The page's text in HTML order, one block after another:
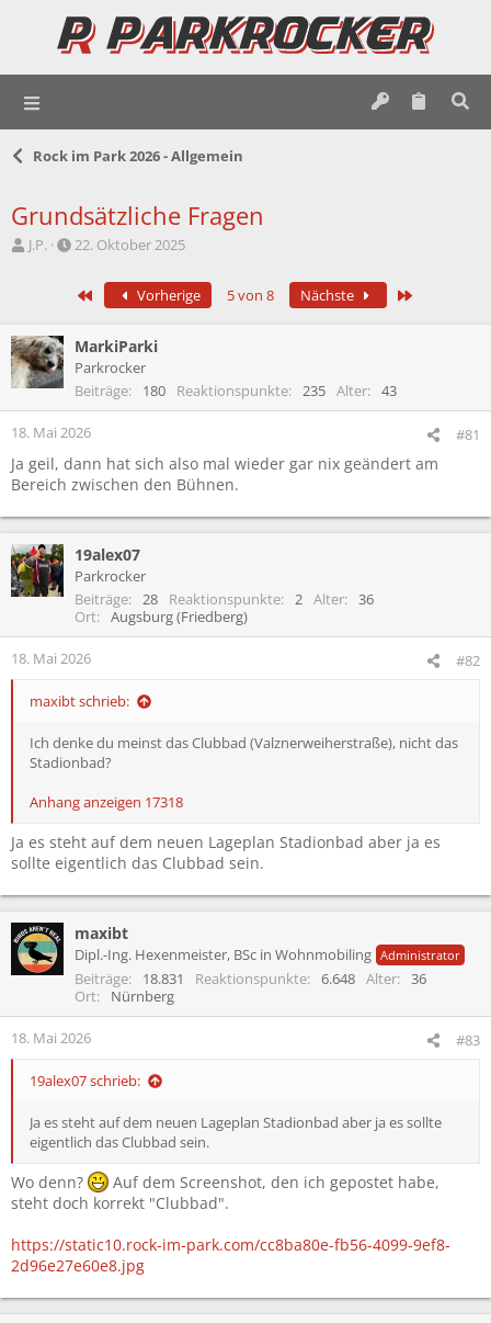
Rock im Park 2026 - Allgemein
Grundsätzliche Fragen
E
l
l
e
J.P.
E
t
l
l
t
a
22. Oktober 2025
Erste Vorherige 5 von 8 Nächste
MarkiParki
Parkrocker
Beiträge
180 Reaktionspunkte 235 Alter 43
18. Mai 2026 #81
Ja geil, dann hat sich also mal wieder gar nix geändert am
Bereich zwischen den Bühnen.
19alex07
Parkrocker
Beiträge
28 Reaktionspunkte 2 Alter
36
Ort
Augsburg (Friedberg)
18. Mai 2026 #82
maxibt schrieb:
Ich denke du meinst das Clubbad (Valznerweiherstraße), nicht das
Stadionbad?
Anhang anzeigen 17318
Ja es steht auf dem neuen Lageplan Stadionbad aber ja es
sollte eigentlich das Clubbad sein.
maxibt
Dipl.-Ing. Hexenmeister, BSc in Wohnmobiling Administrator
Beiträge 18.831 Reaktionspunkte 6.648 Alter
36
Ort
Nürnberg
18. Mai 2026 #83
19alex07 schrieb:
Ja es steht auf dem neuen Lageplan Stadionbad aber ja es sollte
eigentlich das Clubbad sein.
Wo denn?
Auf dem Screenshot, den ich gepostet habe,
steht doch korrekt "Clubbad".
https://static10.rock-im-park.com/cc8ba80e-fb56-4099-9ef8-
2d96e27e60e8.jpg